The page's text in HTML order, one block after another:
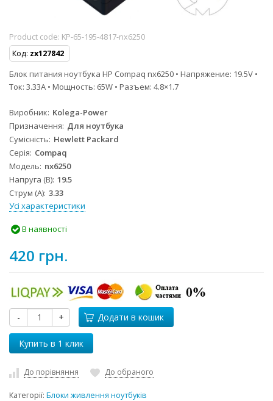
Product code: KP-65-195-4817-nx6250
Код: zx127842
Блок питания ноутбука HP Compaq nx6250 • Напряжение: 19.5V •
Ток: 3.33A • Мощность: 65W • Разъем: 4.8×1.7
Виробник Kolega-Power
Призначення Для ноутбука
Сумісність Hewlett Packard
Серія Compaq
Модель nx6250
Напруга (В) 19.5
Струм (А) 3.33
Усі характеристики
В наявності
420 грн.
- + Додати в кошик
До порівняння До обраного
Категорії: Блоки живлення ноутбуків